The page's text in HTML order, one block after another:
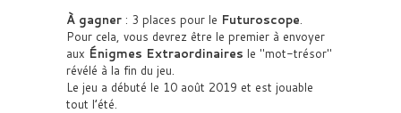
À gagner : 3 places pour le Futuroscope.
Pour cela, vous devrez être le premier à envoyer
aux Énigmes Extraordinaires le
mot-trésor
révélé à la fin du jeu.
Le jeu a débuté le 10 août 2019 et est jouable
tout l’été.